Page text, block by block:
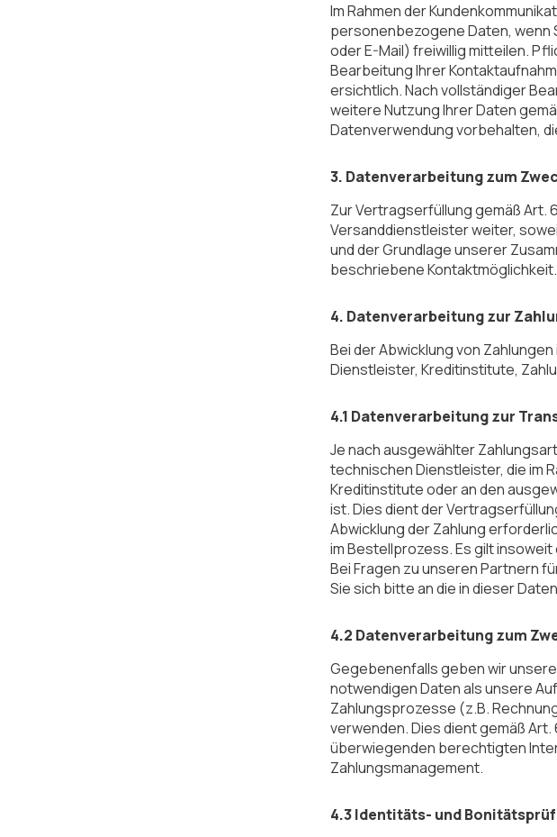
Im Rahmen der
personenbezogene Daten, wenn
oder E-Mail) freiwillig mitteilen.
Bearbeitung Ihrer
ersichtlich. Nach vollständiger
weitere Nutzung Ihrer Daten
Datenverwendung vorbehalten,
3. Datenverarbeitung zum
Zur Vertragserfüllung gemäß Art.
Versanddienstleister weiter,
und der Grundlage unserer
beschriebene Kontaktmöglichkeit.
4. Datenverarbeitung zur
Bei der Abwicklung von
Dienstleister, Kreditinstitute,
4.1 Datenverarbeitung zur
Je nach ausgewählter
technischen Dienstleister, die im
Kreditinstitute oder an den
ist. Dies dient der
Abwicklung der Zahlung
im Bestellprozess. Es gilt
Bei Fragen zu unseren Partnern
Sie sich bitte an die in dieser
4.2 Datenverarbeitung zum
Gegebenenfalls geben wir
notwendigen Daten als unsere
Zahlungsprozesse (z.B.
verwenden. Dies dient gemäß Art.
überwiegenden berechtigten
Zahlungsmanagement.
4.3 Identitäts- und